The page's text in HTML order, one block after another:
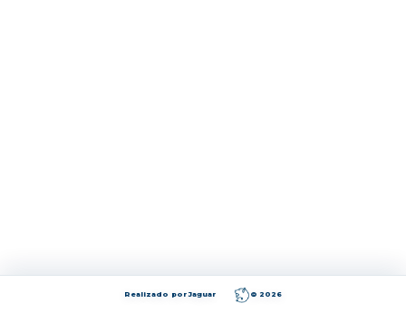
Realizado por Jaguar © 2026